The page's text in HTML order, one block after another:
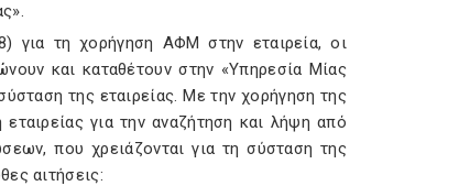
τη χορήγηση ΑΦΜ στην εταιρεία, οι
και καταθέτουν στην «Υπηρεσία Μίας
της εταιρείας. Με την χορήγηση της
για την αναζήτηση και λήψη από
που χρειάζονται για τη σύσταση της
αιτήσεις: